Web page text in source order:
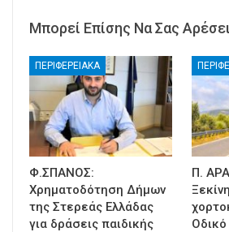
Μπορεί Επίσης Να Σας Αρέσει
ΠΕΡΙΦΕΡΕΙΑΚΑ
Φ.ΣΠΑΝΟΣ:
Χρηματοδότηση Δήμων
της Στερεάς Ελλάδας
για δράσεις παιδικής
Π.